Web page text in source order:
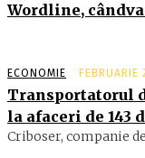
Wordline,
ECONOMIE FEBRUARIE
Transportatorul
la afaceri de 143
Criboser, companie